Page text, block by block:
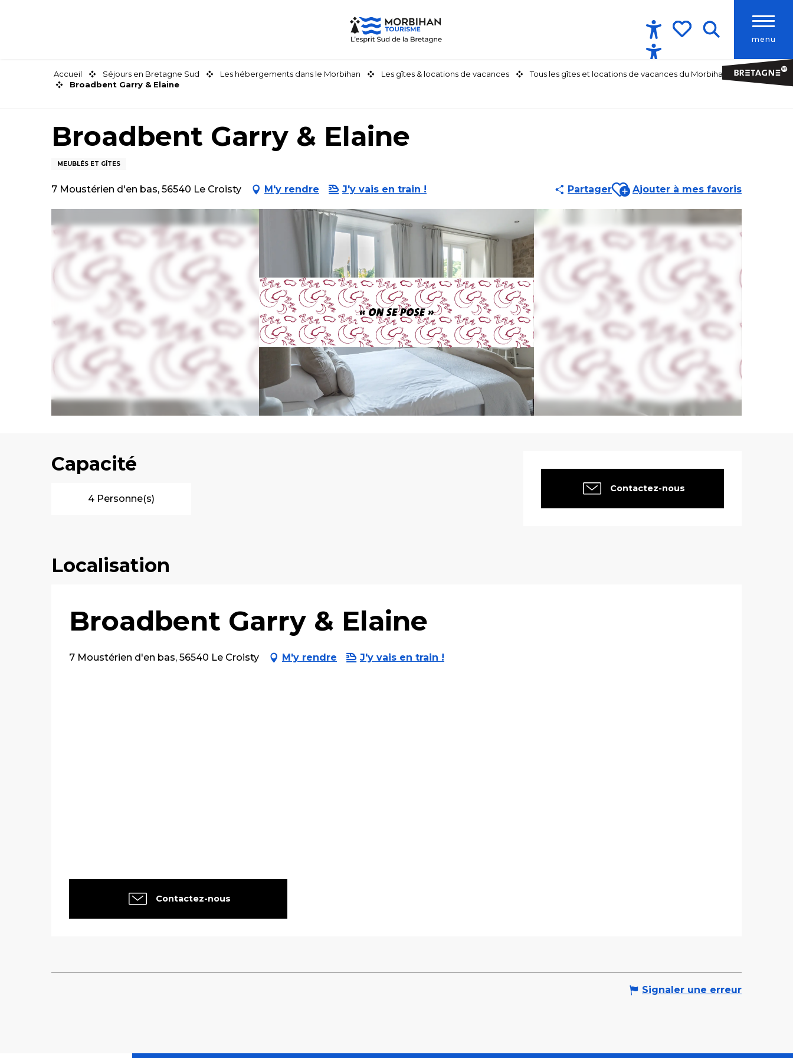
menu
Accessibilité
Accueil Séjours en Bretagne Sud Les hébergements dans le Morbihan Les gîtes & locations de vacances
Tous les gîtes et locations de vacances du Morbihan
Broadbent Garry & Elaine
Broadbent Garry & Elaine
MEUBLÉS ET GÎTES
7 Moustérien d'en bas, 56540 Le Croisty M'y rendre J'y vais en train ! PartagerAjouter aux favoris
Ajouter à mes favoris
Ouverture et
Contactez-nous
Capacité
4 Personne(s)
Localisation
Broadbent Garry & Elaine
7 Moustérien d'en bas, 56540 Le Croisty M'y rendre J'y vais en train !
Contactez-nous
Signaler une erreur